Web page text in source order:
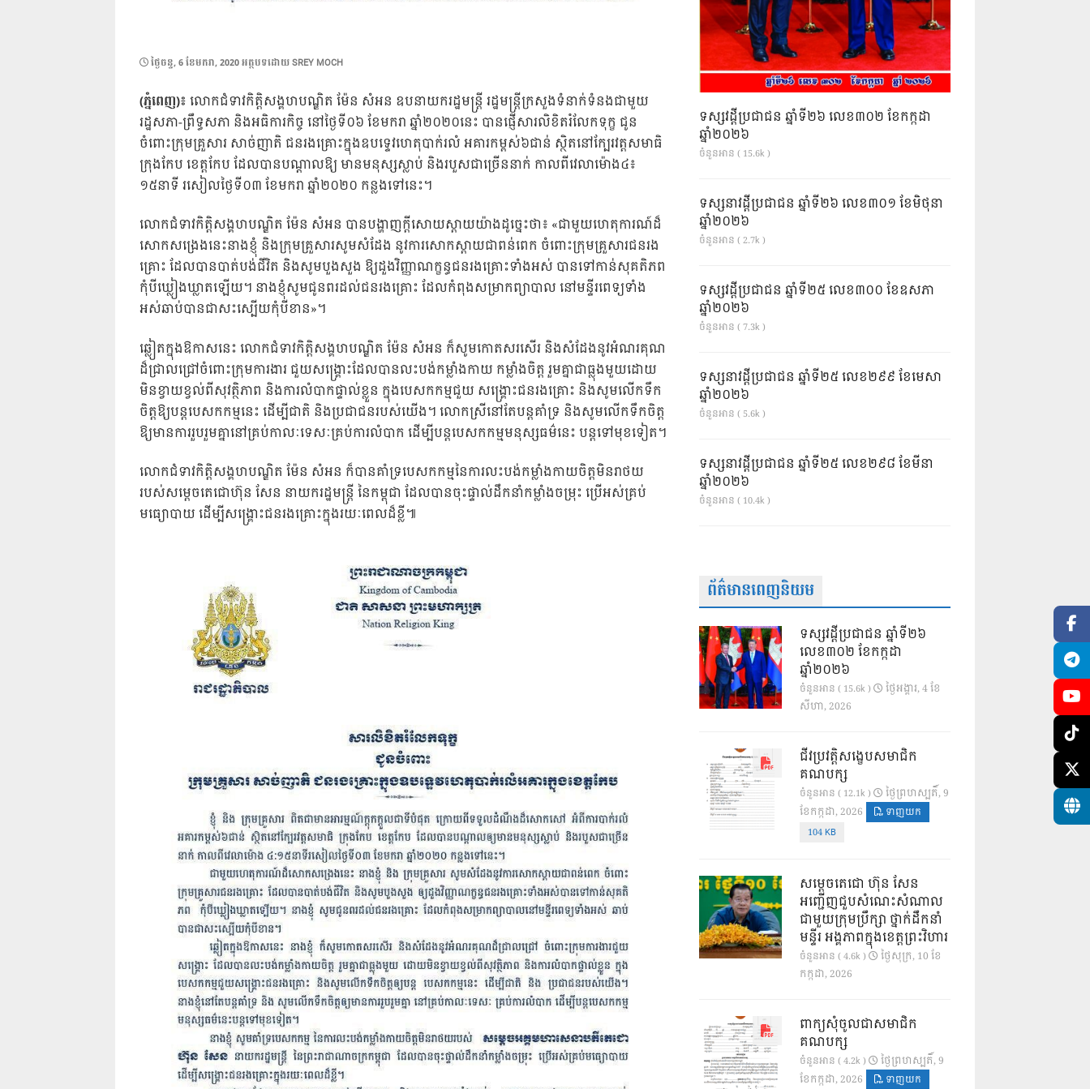
POSTED
ថ្ងៃ​ចន្ទ, 6 ខែ​មករា, 2020អត្ថបទដោយSREY MOCH
(ភ្នំពេញ)៖លោកជំទាវកិត្តិសង្គហបណ្ឌិត ម៉ែន សំអន ឧបនាយករដ្ឋមន្រ្តី រដ្ឋមន្រ្តីក្រសួងទំនាក់ទំនងជាមួយ
រដ្ឋសភា-ព្រឹទ្ធសភា និងអធិការកិច្ច នៅថ្ងៃទី០៦ ខែមករា ឆ្នាំ២០២០នេះ បានផ្ញើសារលិខិតរំលែកទុក្ខ ជូន
ចំពោះក្រុមគ្រួសារ សាច់ញាតិ ជនរងគ្រោះក្នុងឧបទ្ទេវហេតុបាក់រលំ អគារកម្ពស់៦ជាន់ ស្ថិតនៅក្បែរវត្តសមាធិ
ក្រុងកែប ខេត្តកែប ដែលបានបណ្តាលឱ្យ មានមនុស្សស្លាប់ និងរបួសជាច្រើននាក់ កាលពីវេលាម៉ោង៤៖
១៥នាទី រសៀលថ្ងៃទី០៣ ខែមករា ឆ្នាំ២០២០ កន្លងទៅនេះ។
លោកជំទាវកិត្តិសង្គហបណ្ឌិត ម៉ែន សំអន បានបង្ហាញក្តីសោយស្តាយយ៉ាងដូច្នេះថា៖ «ជាមួយហេតុការណ៍ដ៏
សោកសង្រេងនេះនាងខ្ញុំ និងក្រុមគ្រួសារសូមសំដែង នូវការសោកស្តាយជាពន់ពេក ចំពោះក្រុមគ្រួសារជនរង
គ្រោះ ដែលបានបាត់បង់ជីវិត និងសូមបួងសួង ឱ្យដួងវិញ្ញាណក្ខន្ធជនរងគ្រោះទាំងអស់ បានទៅកាន់សុគតិភព
កុំបីឃ្លៀងឃ្លាតឡើយ។ នាងខ្ញុំសូមជូនពរដល់ជនរងគ្រោះ ដែលកំពុងសម្រាកព្យាបាល នៅមន្ទីរពេទ្យទាំង
អស់ឆាប់បានជាសះស្បើយកុំបីខាន»។
ឆ្លៀតក្នុងឱកាសនេះ លោកជំទាវកិត្តិសង្គហបណ្ឌិត ម៉ែន សំអន ក៏សូមកោតសរសើរ និងសំដែងនូវអំណរគុណ
ដ៏ជ្រាលជ្រៅចំពោះក្រុមការងារ ជួយសង្គ្រោះដែលបានលះបង់កម្លាំងកាយ កម្លាំងចិត្ត រួមគ្នាជាធ្លុងមួយដោយ
មិនខ្វាយខ្វល់ពីសុវត្ថិភាព និងការលំបាកផ្ទាល់ខ្លួន ក្នុងបេសកកម្មជួយ សង្គ្រោះជនរងគ្រោះ និងសូមលើកទឹក
ចិត្តឱ្យបន្តបេសកកម្មនេះ ដើម្បីជាតិ និងប្រជាជនរបស់យើង។ លោកស្រីនៅតែបន្តគាំទ្រ និងសូមលើកទឹកចិត្ត
ឱ្យមានការរួបរួមគ្នានៅគ្រប់កាលៈទេសៈគ្រប់ការលំបាក ដើម្បីបន្តបេសកកម្មមនុស្សធម៌នេះ បន្តទៅមុខទៀត។
លោកជំទាវកិត្តិសង្គហបណ្ឌិត ម៉ែន សំអន ក៏បានគាំទ្របេសកកម្មនៃការលះបង់កម្លាំងកាយចិត្តមិនរាថយ
របស់សម្តេចតេជោហ៊ុន សែន នាយករដ្ឋមន្ត្រី នៃកម្ពុជា ដែលបានចុះផ្ទាល់ដឹកនាំកម្លាំងចម្រុះ ប្រើអស់គ្រប់
មធ្យោបាយ ដើម្បីសង្គ្រោះជនរងគ្រោះក្នុងរយៈពេលដ៏ខ្លី៕
ទស្សវដ្តីប្រជាជន ឆ្នាំទី២៦ លេខ៣០២ ខែកក្កដា
ឆ្នាំ២០២៦
ចំនួនអាន ( 15.6k )
ទស្សនាវដ្ដីប្រជាជន ឆ្នាំទី២៦ លេខ៣០១ ខែមិថុនា
ឆ្នាំ២០២៦
ចំនួនអាន ( 2.7k )
ទស្សវដ្តីប្រជាជន ឆ្នាំទី២៥ លេខ៣០០ ខែឧសភា
ឆ្នាំ២០២៦
ចំនួនអាន ( 7.3k )
ទស្សនាវដ្ដីប្រជាជន ឆ្នាំទី២៥ លេខ២៩៩ ខែមេសា
ឆ្នាំ២០២៦
ចំនួនអាន ( 5.6k )
ទស្សនាវដ្ដីប្រជាជន ឆ្នាំទី២៥ លេខ២៩៨ ខែមីនា
ឆ្នាំ២០២៦
ចំនួនអាន ( 10.4k )
ព័ត៌មានពេញនិយម
ទស្សវដ្តីប្រជាជន ឆ្នាំទី២៦
លេខ៣០២ ខែកក្កដា
ឆ្នាំ២០២៦
ចំនួនអាន ( 15.6k )
ថ្ងៃ​អង្គារ, 4 ខែ​
សីហា, 2026
ជីវប្រវត្តិសង្ខេបសមាជិក
គណបក្ស
ចំនួនអាន ( 12.1k )
ថ្ងៃ​ព្រហស្បតិ៍, 9
ខែ​កក្កដា, 2026
ទាញយក
104 KB
សម្តេចតេជោ ហ៊ុន សែន
អញ្ជើញជួបសំណេះសំណាល
ជាមួយក្រុមប្រឹក្សា ថ្នាក់ដឹកនាំ
មន្ទីរ អង្គភាពក្នុងខេត្តព្រះវិហារ
ចំនួនអាន ( 4.6k )
ថ្ងៃ​សុក្រ, 10 ខែ​
កក្កដា, 2026
ពាក្យសុំចូលជាសមាជិក
គណបក្ស
ចំនួនអាន ( 4.2k )
ថ្ងៃ​ព្រហស្បតិ៍, 9
ខែ​កក្កដា, 2026
ទាញយក